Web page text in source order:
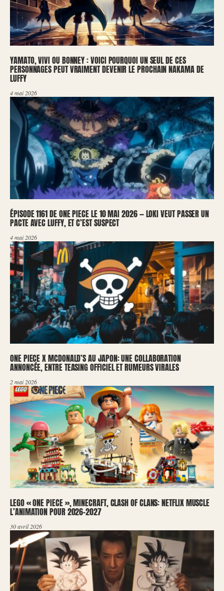
YAMATO, VIVI OU BONNEY : VOICI POURQUOI UN SEUL DE CES
PERSONNAGES PEUT VRAIMENT DEVENIR LE PROCHAIN NAKAMA DE
LUFFY
4 mai 2026
ÉPISODE 1161 DE ONE PIECE LE 10 MAI 2026 — LOKI VEUT PASSER UN
PACTE AVEC LUFFY, ET C’EST SUSPECT
4 mai 2026
ONE PIECE X MCDONALD’S AU JAPON: UNE COLLABORATION
ANNONCÉE, ENTRE TEASING OFFICIEL ET RUMEURS VIRALES
2 mai 2026
LEGO « ONE PIECE », MINECRAFT, CLASH OF CLANS: NETFLIX MUSCLE
L’ANIMATION POUR 2026-2027
30 avril 2026